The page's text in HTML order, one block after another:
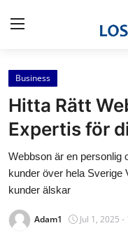
Home
Contact
Press Release
Privacy Policy
About
Business
Hitta Rätt
Expertis för
Webbson är en personlig
kunder över hela Sverige
kunder älskar
Adam1 Jul 1, 2025 -